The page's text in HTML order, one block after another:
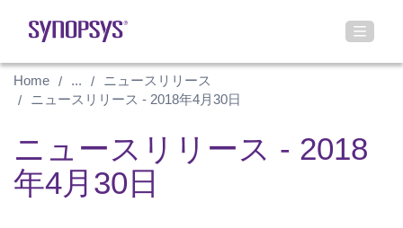
Home ...
ニュースリリース
ニュースリリース - 2018年4月30日
ニュースリリース - 2018
年4月30日